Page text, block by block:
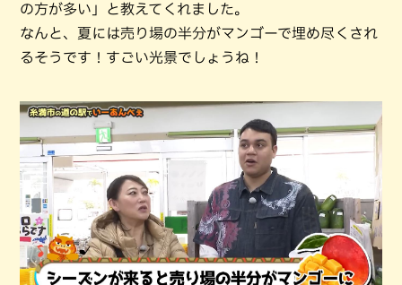
の方が多い」と教えてくれました。
なんと、夏には売り場の半分がマンゴーで埋め尽くされ
るそうです！すごい光景でしょうね！